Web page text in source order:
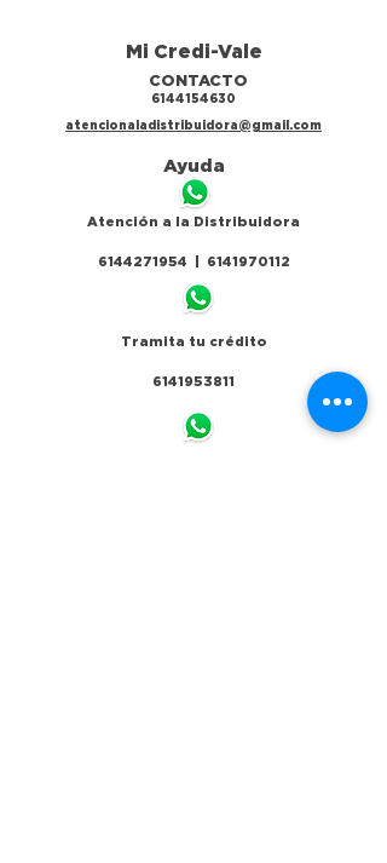
Mi Credi-Vale
CONTACTO
6144154630
atencionaladistribuidora@gmail.com
Ayuda
Atención a la Distribuidora
6144271954 | 6141970112
Tramita tu crédito
6141953811